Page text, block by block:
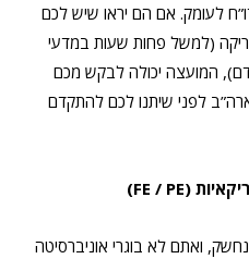
לעומק. אם הם יראו שיש לכם
(למשל פחות שעות במדעי
המועצה יכולה לבקש מכם
לפני שיתנו לכם להתקדם
אם המטרה שלכם היא רישיון PE נחשק, ואתם לא בוגרי אוניברסיטה